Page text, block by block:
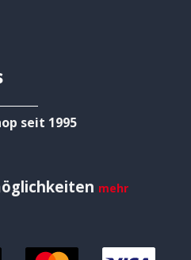
seit 1995
mehr